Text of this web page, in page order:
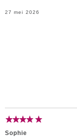
27 mei 2026
Sophie